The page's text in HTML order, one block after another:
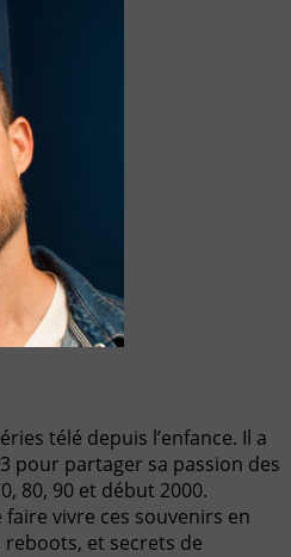
télé depuis l’enfance. Il a
pour partager sa passion des
80, 90 et début 2000.
vivre ces souvenirs en
et secrets de